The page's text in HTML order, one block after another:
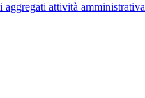
aggregati attività amministrativa